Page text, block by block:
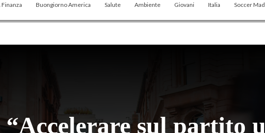
Buongiorno America Salute Ambiente Giovani Italia Soccer
“Accelerare sul partito